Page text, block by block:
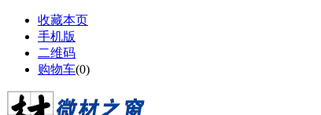
收藏本页
手机版
二维码
购物车(0)